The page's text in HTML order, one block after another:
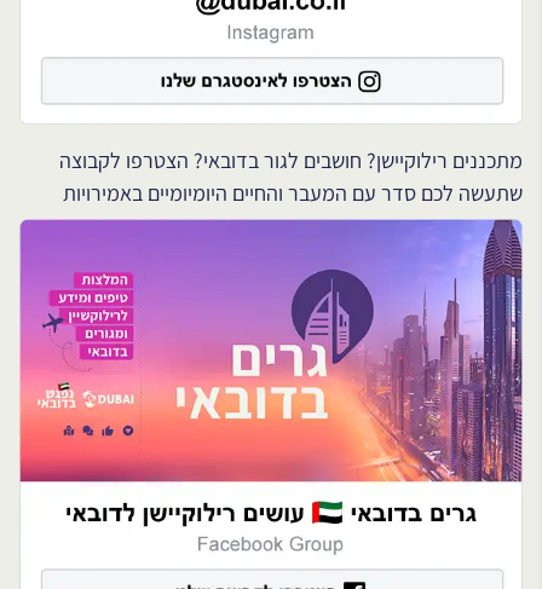
מתכננים רילוקיישן? חושבים לגור בדובאי? הצטרפו לקבוצה
שתעשה לכם סדר עם המעבר והחיים היומיומיים באמירויות